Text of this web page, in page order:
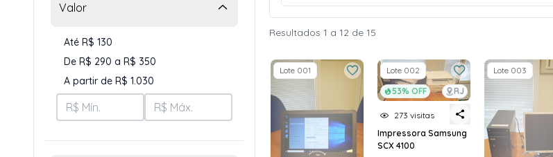
Valor
Até R$ 130
De R$ 290 a R$ 350
A partir de R$ 1.030
Resultados 1 a 12 de 15
Lote 001
53% OFF RJ
Lote 002
273 visitas
Impressora Samsung
SCX 4100
Lote 003